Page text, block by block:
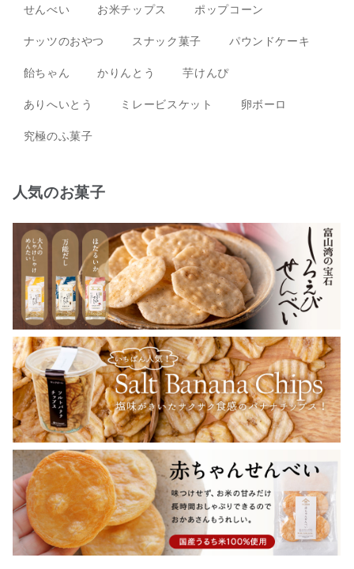
せんべい お米チップス ポップコーン
ナッツのおやつ スナック菓子 パウンドケーキ
飴ちゃん かりんとう 芋けんぴ
ありへいとう ミレービスケット 卵ボーロ
究極のふ菓子
人気のお菓子